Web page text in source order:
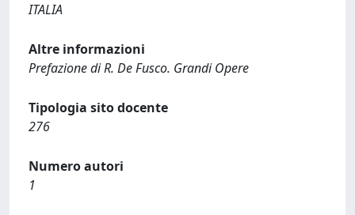
ITALIA
Altre informazioni
Prefazione di R. De Fusco. Grandi Opere
Tipologia sito docente
276
Numero autori
1